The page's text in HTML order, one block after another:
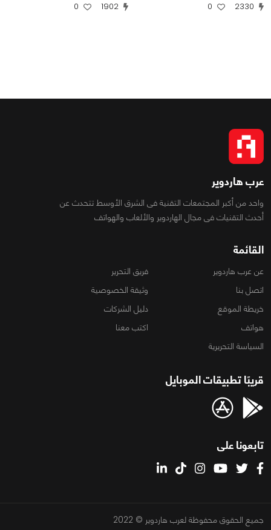
2330
0
1902
0
عرب هاردوير
واحد من أكبر المجتمعات التقنية فى الشرق الأوسط تتحدث عن
أحدث التقنيات فى مجال الهاردوير والألعاب والهواتف
القائمة
عن عرب هاردوير
فريق التحرير
اتصل بنا
وثيقة الخصوصية
خريطة الموقع
دليل الشركات
هواتف
اكتب معنا
السياسة التحريرية
قريبًا تطبيقات الموبايل
تابعونا على
جميع الحقوق محفوظة لعرب هاردوير © 2022